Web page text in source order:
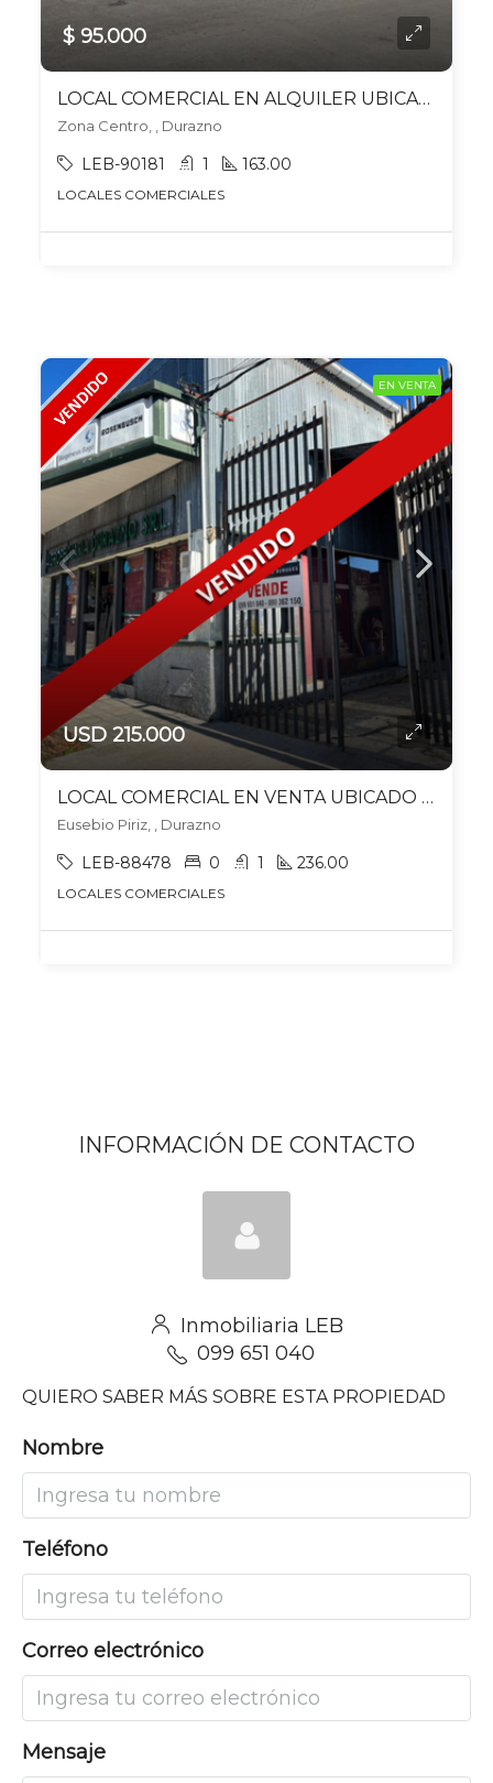
$ 95.000
LOCAL COMERCIAL EN ALQUILER UBICADO EN DURAZNO
Zona Centro, , Durazno
LEB-90181 1 163.00
LOCALES COMERCIALES
EN VENTA
USD 215.000
LOCAL COMERCIAL EN VENTA UBICADO EN DURAZNO
Eusebio Piriz, , Durazno
LEB-88478 0 1 236.00
LOCALES COMERCIALES
INFORMACIÓN DE CONTACTO
Inmobiliaria LEB
099 651 040
QUIERO SABER MÁS SOBRE ESTA PROPIEDAD
Nombre
Teléfono
Correo electrónico
Mensaje